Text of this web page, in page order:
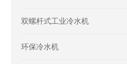
双螺杆式工业冷水机
环保冷水机